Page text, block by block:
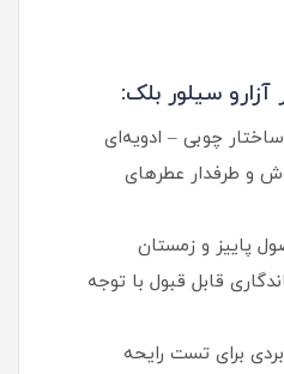
سیلور بلک:
چوبی – ادویه‌ای
و طرفدار عطرهای
پاییز و زمستان
قابل قبول با توجه
برای تست رایحه